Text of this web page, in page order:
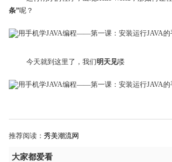
条”呢？
今天就到这里了，我们明天见喽
推荐阅读： 秀美潮流网
大家都爱看